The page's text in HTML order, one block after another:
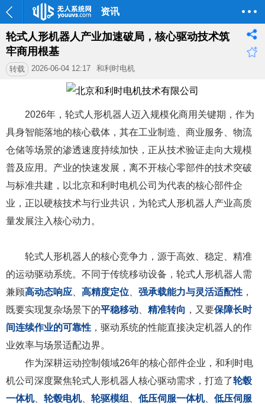
资讯
轮式人形机器人产业加速破局，核心驱动技术筑
牢商用根基
转载 2026-06-04 12:17 和利时电机
2026年，轮式人形机器人迈入规模化商用关键期，作为
具身智能落地的核心载体，其在工业制造、商业服务、物流
仓储等场景的渗透速度持续加快，正从技术验证走向大规模
普及应用。产业的快速发展，离不开核心零部件的技术突破
与标准共建，以北京和利时电机公司为代表的核心部件企
业，正以硬核技术与行业共识，为轮式人形机器人产业高质
量发展注入核心动力。
轮式人形机器人的核心竞争力，源于高效、稳定、精准
的运动驱动系统。不同于传统移动设备，轮式人形机器人需
兼顾高动态响应 高精度定位 强承载能力与灵活适配性 ，
既要实现复杂场景下的平稳移动 精准转向 ，又要保障长时
间连续作业的可靠性 ，驱动系统的性能直接决定机器人的作
业效率与场景适配边界。
作为深耕运动控制领域26年的核心部件企业，和利时电
机公司深度聚焦轮式人形机器人核心驱动需求，打造了轮毂
一体机、 轮毂电机、 轮驱模组 低压伺服一体机、 低压伺服